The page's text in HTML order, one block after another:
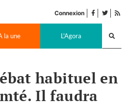
Connexion facebook
twitter
la une L'Agora
habituel en
Il faudra